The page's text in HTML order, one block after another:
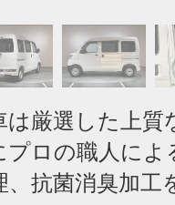
厳選した上質
プロの職人によ
抗菌消臭加工